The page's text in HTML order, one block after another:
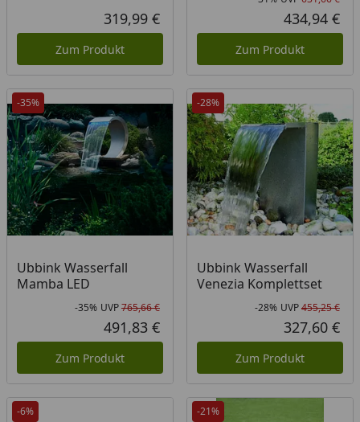
Aktueller Preis
319,99 €
Zum Produkt
434,94 €
Zum Produkt
-35%
Ubbink Wasserfall
Mamba LED
Rabatt in Prozent
-35%
Ursprünglicher Preis
UVP765,66 €
Aktueller Preis
491,83 €
Zum Produkt
-28%
Ubbink Wasserfall
Venezia Komplettset
-28% UVP455,25 €
327,60 €
Zum Produkt
-6% -21%